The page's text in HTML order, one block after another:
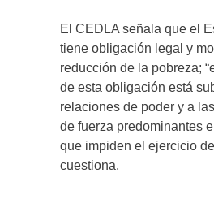
El CEDLA señala que el
tiene obligación legal y
reducción de la pobreza;
de esta obligación está
relaciones de poder y a
de fuerza predominantes
que impiden el ejercicio
cuestiona.